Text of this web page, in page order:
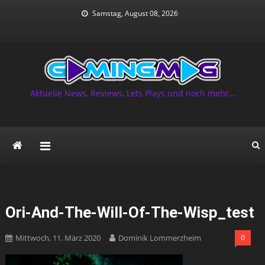
Samstag, August 08, 2026
Aktuelle News, Reviews, Lets Plays und noch mehr…
Ori-And-The-Will-Of-The-Wisp_test
Mittwoch, 11. März 2020 Dominik Lommerzheim 0